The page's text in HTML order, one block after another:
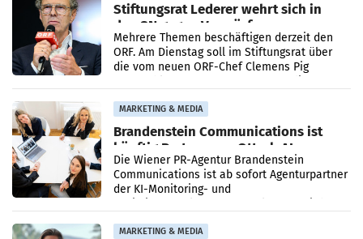
Stiftungsrat Lederer wehrt sich in
den SN gegen Vorwürfe
Mehrere Themen beschäftigen derzeit den
ORF. Am Dienstag soll im Stiftungsrat über
die vom neuen ORF-Chef Clemens Pig
MARKETING & MEDIA
Brandenstein Communications ist
künftig Partner von OtterlyAI
Die Wiener PR-Agentur Brandenstein
Communications ist ab sofort Agenturpartner
der KI-Monitoring- und
MARKETING & MEDIA